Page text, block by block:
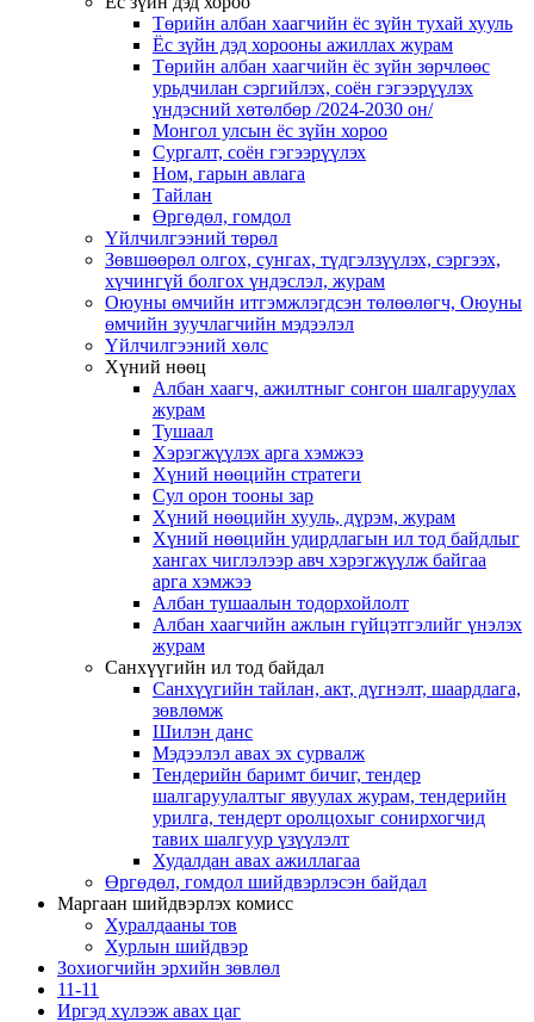
Төрийн албан хаагчийн ёс зүйн тухай хууль
Ёс зүйн дэд хорооны ажиллах журам
Төрийн албан хаагчийн ёс зүйн зөрчлөөс
урьдчилан сэргийлэх, соён гэгээрүүлэх
үндэсний хөтөлбөр /2024-2030 он/
Монгол улсын ёс зүйн хороо
Cургалт, cоён гэгээрүүлэх
Ном, гарын авлага
Тайлан
Өргөдөл, гомдол
Үйлчилгээний төрөл
Зөвшөөрөл олгох, сунгах, түдгэлзүүлэх, сэргээх,
хүчингүй болгох үндэслэл, журам
Оюуны өмчийн итгэмжлэгдсэн төлөөлөгч, Оюуны
өмчийн зуучлагчийн мэдээлэл
Үйлчилгээний хөлс
Хүний нөөц
Албан хаагч, ажилтныг сонгон шалгаруулах
журам
Тушаал
Хэрэгжүүлэх арга хэмжээ
Хүний нөөцийн стратеги
Сул орон тооны зар
Хүний нөөцийн хууль, дүрэм, журам
Хүний нөөцийн удирдлагын ил тод байдлыг
хангах чиглэлээр авч хэрэгжүүлж байгаа
арга хэмжээ
Албан тушаалын тодорхойлолт
Албан хаагчийн ажлын гүйцэтгэлийг үнэлэх
журам
Санхүүгийн ил тод байдал
Санхүүгийн тайлан, акт, дүгнэлт, шаардлага,
зөвлөмж
Шилэн данс
Мэдээлэл авах эх сурвалж
Тендерийн баримт бичиг, тендер
шалгаруулалтыг явуулах журам, тендерийн
урилга, тендерт оролцохыг сонирхогчид
тавих шалгуур үзүүлэлт
Худалдан авах ажиллагаа
Өргөдөл, гомдол шийдвэрлэсэн байдал
Маргаан шийдвэрлэх комисс
Хуралдааны тов
Хурлын шийдвэр
Зохиогчийн эрхийн зөвлөл
11-11
Иргэд хүлээж авах цаг